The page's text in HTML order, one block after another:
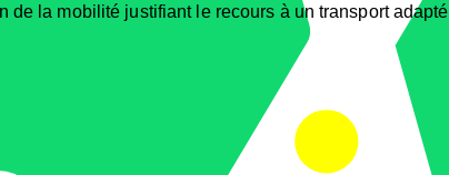
de la mobilité justifiant le recours à un transport adapté